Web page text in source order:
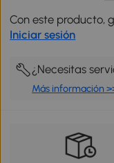
Con este producto,
Iniciar sesión
¿Necesitas
Más información